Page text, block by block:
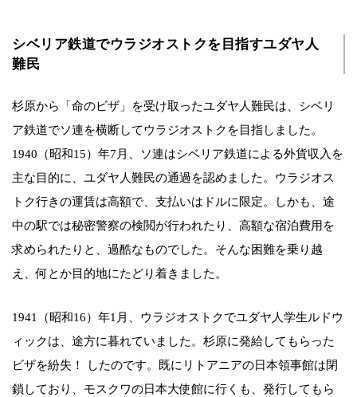
シベリア鉄道でウラジオストクを目指すユダヤ人
難民
杉原から「命のビザ」を受け取ったユダヤ人難民は、シベリ
ア鉄道でソ連を横断してウラジオストクを目指しました。
1940（昭和15）年7月、ソ連はシベリア鉄道による外貨収入を
主な目的に、ユダヤ人難民の通過を認めました。ウラジオス
トク行きの運賃は高額で、支払いはドルに限定。しかも、途
中の駅では秘密警察の検閲が行われたり、高額な宿泊費用を
求められたりと、過酷なものでした。そんな困難を乗り越
え、何とか目的地にたどり着きました。
1941（昭和16）年1月、ウラジオストクでユダヤ人学生ルドウ
ィックは、途方に暮れていました。杉原に発給してもらった
ビザを紛失！ したのです。既にリトアニアの日本領事館は閉
鎖しており、モスクワの日本大使館に行くも、発行してもら